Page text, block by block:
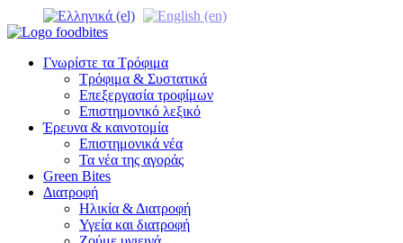
Γνωρίστε τα Τρόφιμα
Τρόφιμα & Συστατικά
Επεξεργασία τροφίμων
Επιστημονικό λεξικό
Έρευνα & καινοτομία
Επιστημονικά νέα
Τα νέα της αγοράς
Green Bites
Διατροφή
Ηλικία & Διατροφή
Υγεία και διατροφή